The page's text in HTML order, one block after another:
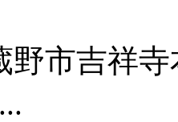
野市吉祥